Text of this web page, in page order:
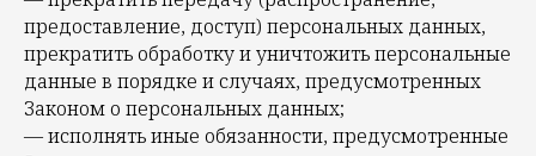
предоставление, доступ) персональных данных,
прекратить обработку и уничтожить персональные
данные в порядке и случаях, предусмотренных
Законом о персональных данных;
— исполнять иные обязанности, предусмотренные